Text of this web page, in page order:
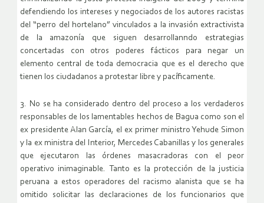
defendiendo los intereses y negociados de los autores racistas
del “perro del hortelano” vinculados a la invasión extractivista
de la amazonía que siguen desarrollanndo estrategias
concertadas con otros poderes fácticos para negar un
elemento central de toda democracia que es el derecho que
tienen los ciudadanos a protestar libre y pacíficamente.
3. No se ha considerado dentro del proceso a los verdaderos
responsables de los lamentables hechos de Bagua como son el
ex presidente Alan García, el ex primer ministro Yehude Simon
y la ex ministra del Interior, Mercedes Cabanillas y los generales
que ejecutaron las órdenes masacradoras con el peor
operativo inimaginable. Tanto es la protección de la justicia
peruana a estos operadores del racismo alanista que se ha
omitido solicitar las declaraciones de los funcionarios que